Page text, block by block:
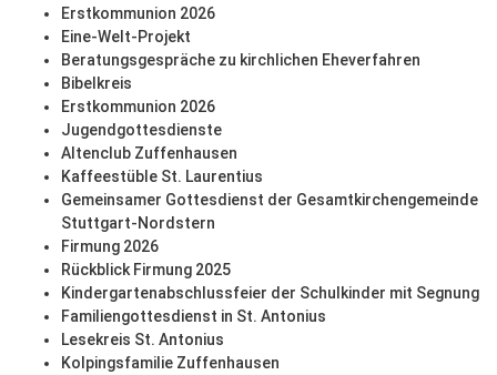
Erstkommunion 2026
Eine-Welt-Projekt
Beratungsgespräche zu kirchlichen Eheverfahren
Bibelkreis
Erstkommunion 2026
Jugendgottesdienste
Altenclub Zuffenhausen
Kaffeestüble St. Laurentius
Gemeinsamer Gottesdienst der Gesamtkirchengemeinde
Stuttgart-Nordstern
Firmung 2026
Rückblick Firmung 2025
Kindergartenabschlussfeier der Schulkinder mit Segnung
Familiengottesdienst in St. Antonius
Lesekreis St. Antonius
Kolpingsfamilie Zuffenhausen